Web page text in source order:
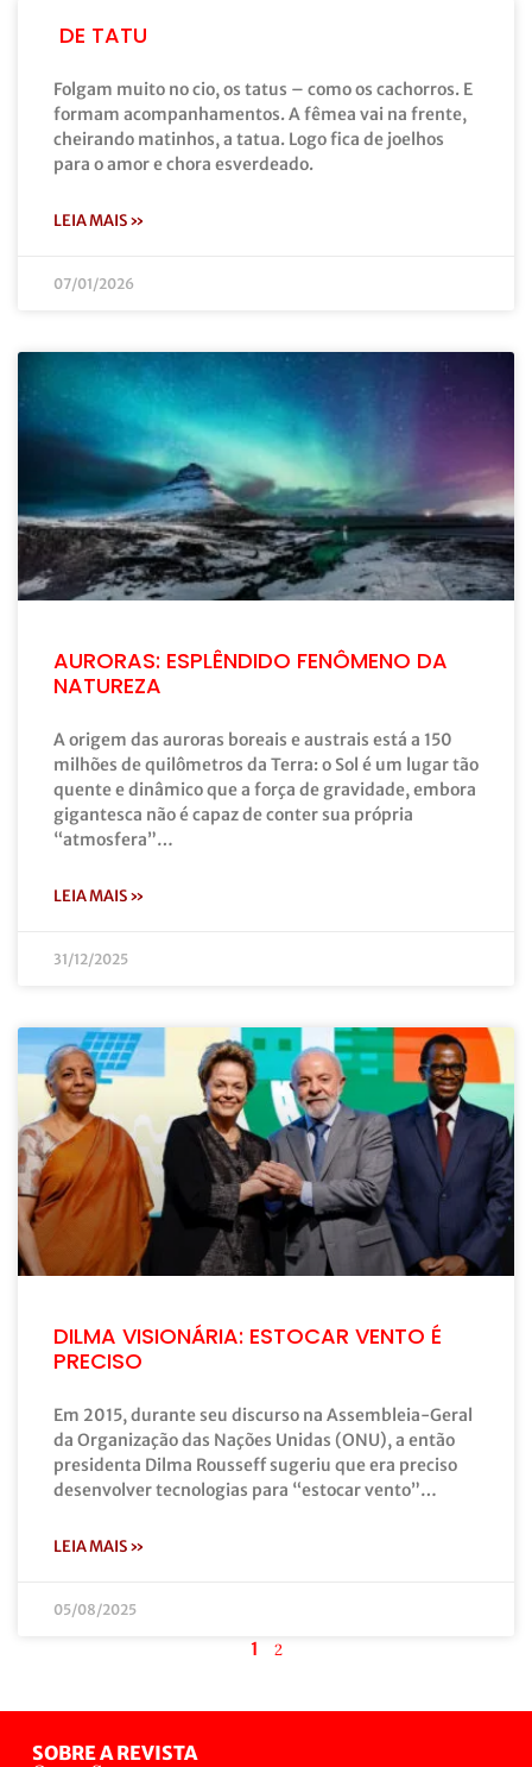
DE TATU
Folgam muito no cio, os tatus – como os cachorros. E
formam acompanhamentos. A fêmea vai na frente,
cheirando matinhos, a tatua. Logo fica de joelhos
para o amor e chora esverdeado.
LEIA MAIS »
07/01/2026
AURORAS: ESPLÊNDIDO FENÔMENO DA
NATUREZA
A origem das auroras boreais e austrais está a 150
milhões de quilômetros da Terra: o Sol é um lugar tão
quente e dinâmico que a força de gravidade, embora
gigantesca não é capaz de conter sua própria
“atmosfera”…
LEIA MAIS »
31/12/2025
DILMA VISIONÁRIA: ESTOCAR VENTO É
PRECISO
Em 2015, durante seu discurso na Assembleia-Geral
da Organização das Nações Unidas (ONU), a então
presidenta Dilma Rousseff sugeriu que era preciso
desenvolver tecnologias para “estocar vento”…
LEIA MAIS »
05/08/2025
1 2
SOBRE A REVISTA